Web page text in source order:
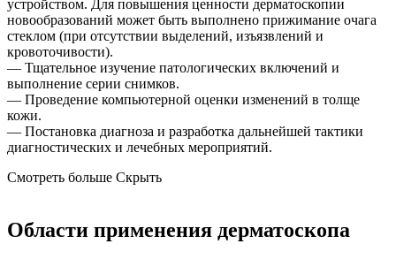
устройством. Для повышения ценности дерматоскопии
новообразований может быть выполнено прижимание очага
стеклом (при отсутствии выделений, изъязвлений и
кровоточивости).
— Тщательное изучение патологических включений и
выполнение серии снимков.
— Проведение компьютерной оценки изменений в толще
кожи.
— Постановка диагноза и разработка дальнейшей тактики
диагностических и лечебных мероприятий.
Смотреть больше Скрыть
Области применения дерматоскопа